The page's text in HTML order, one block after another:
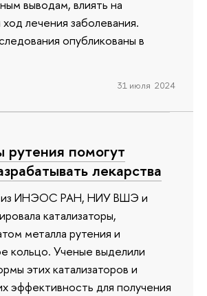
выводам, влиять на
лечения заболевания.
опубликованы в
31 июля 2024
рутения помогут
лекарства
из ИНЭОС РАН, НИУ ВШЭ и
катализаторы,
металла рутения и
кольцо. Ученые выделили
этих катализаторов и
эффективность для получения